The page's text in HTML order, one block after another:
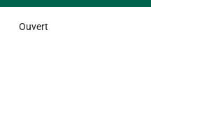
Ouvert